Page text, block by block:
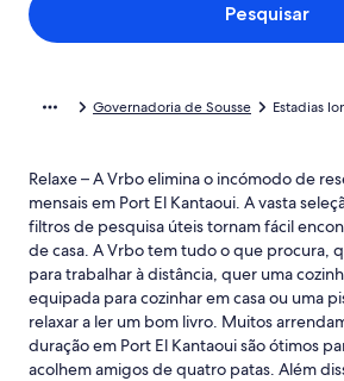
Pesquisar
Governadoria de Sousse Estadias
Relaxe – A Vrbo elimina o incómodo de
mensais em Port El Kantaoui. A vasta
filtros de pesquisa úteis tornam fácil
de casa. A Vrbo tem tudo o que procura,
para trabalhar à distância, quer uma
equipada para cozinhar em casa ou uma
relaxar a ler um bom livro. Muitos
duração em Port El Kantaoui são ótimos
acolhem amigos de quatro patas. Além